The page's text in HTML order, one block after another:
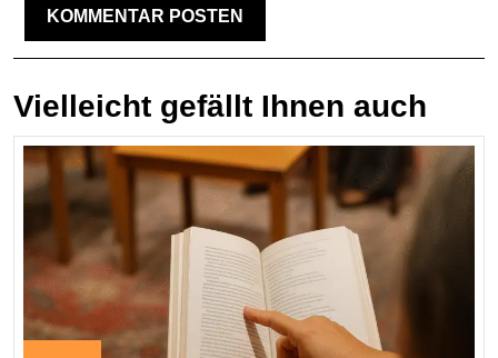
Vielleicht gefällt Ihnen auch